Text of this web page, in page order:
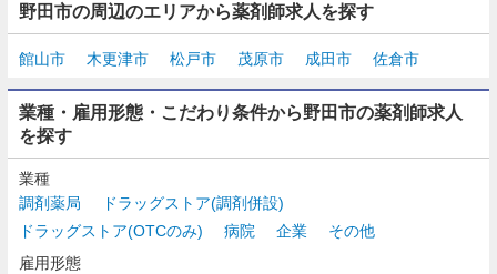
野田市の周辺のエリアから薬剤師求人を探す
館山市 木更津市 松戸市 茂原市 成田市 佐倉市
業種・雇用形態・こだわり条件から野田市の薬剤師求人
を探す
業種
調剤薬局
ドラッグストア(調剤併設)
ドラッグストア(OTCのみ)
病院 企業
その他
雇用形態